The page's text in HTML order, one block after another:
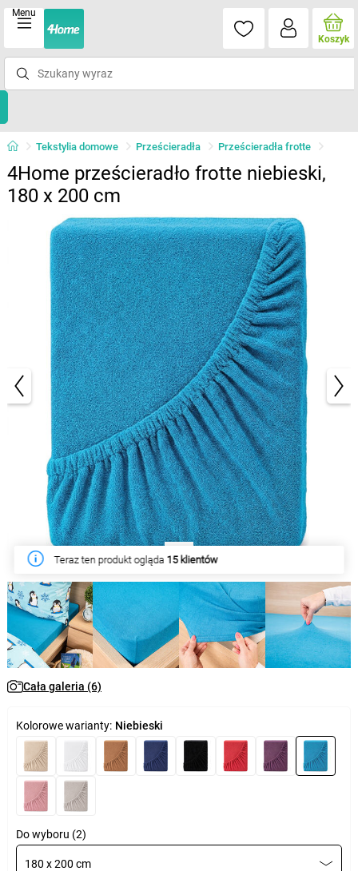
Menu
Koszyk
Tekstylia domowe Prześcieradła Prześcieradła frotte
4Home prześcieradło frotte niebieski,
180 x 200 cm
W tym tygodniu produkt kupiło55 klientów
Cała galeria (6)
Kolorowe warianty: Niebieski
Do wyboru (2)
180 x 200 cm